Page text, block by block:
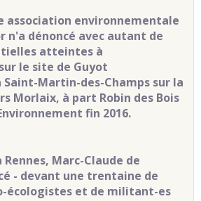
association environnementale
n'a dénoncé avec autant de
atteintes à
le site de Guyot
Martin-des-Champs sur la
Morlaix, à part Robin des Bois
fin 2016.
Rennes, Marc-Claude de
- devant une trentaine de
écologistes et de militant-es